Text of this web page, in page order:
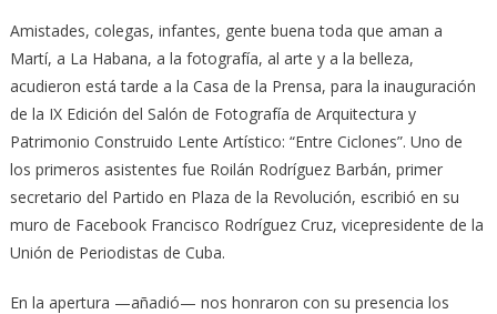
Amistades, colegas, infantes, gente buena toda que aman a
Martí, a La Habana, a la fotografía, al arte y a la belleza,
acudieron está tarde a la Casa de la Prensa, para la inauguración
de la IX Edición del Salón de Fotografía de Arquitectura y
Patrimonio Construido Lente Artístico: “Entre Ciclones”. Uno de
los primeros asistentes fue Roilán Rodríguez Barbán, primer
secretario del Partido en Plaza de la Revolución, escribió en su
muro de Facebook Francisco Rodríguez Cruz, vicepresidente de la
Unión de Periodistas de Cuba.
En la apertura —añadió— nos honraron con su presencia los